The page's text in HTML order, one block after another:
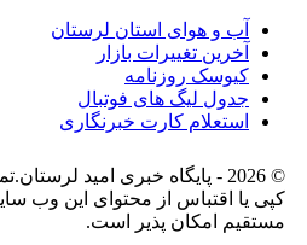
آب و هوای استان لرستان
آخرین تغییرات بازار
کیوسک روزنامه
جدول لیگ های فوتبال
استعلام کارت خبرنگاری
© 2026 - پایگاه خبری اميد لرستان.تمامی حقوق محفوظ است.
کپی یا اقتباس از محتوای این وب
مستقیم امکان پذیر است.